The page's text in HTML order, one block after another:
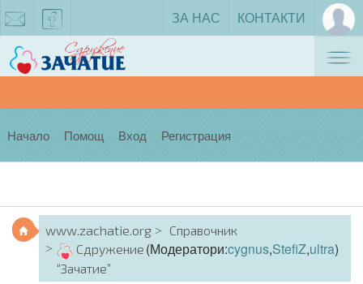
facebook
ЗА НАС КОНТАКТИ
Начало Помощ Вход Регистрация
www.zachatie.org
Справочник
Сдружение
“Зачатие”
(Модератори:cygnus,StefiZ,ultra)